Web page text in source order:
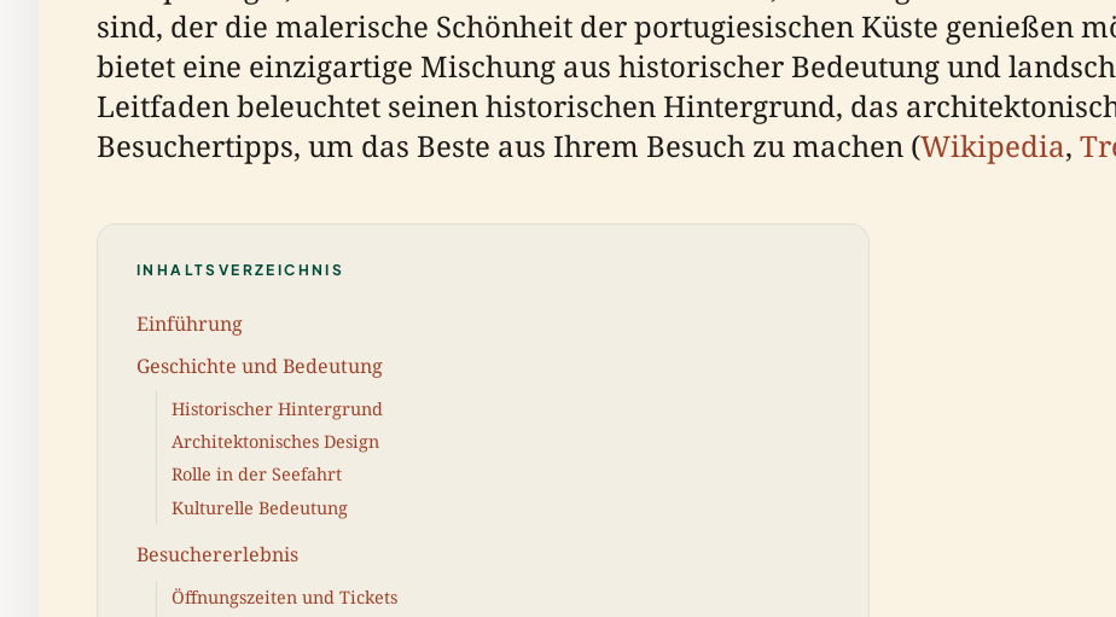
sind, der die malerische Schönheit der portugiesischen Küste genießen
bietet eine einzigartige Mischung aus historischer Bedeutung und
Leitfaden beleuchtet seinen historischen Hintergrund, das
Besuchertipps, um das Beste aus Ihrem Besuch zu machen (Wikipedia,
INHALTSVERZEICHNIS
Einführung
Geschichte und Bedeutung
Historischer Hintergrund
Architektonisches Design
Rolle in der Seefahrt
Kulturelle Bedeutung
Besuchererlebnis
Öffnungszeiten und Tickets